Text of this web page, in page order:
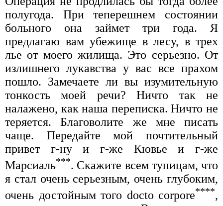
полугода. При теперешнем состоянии
больного она займет три года. Я
предлагаю вам убежище в лесу, в трех
лье от моего жилища. Это серьезно. От
излишнего лукавства у вас все прахом
пошло. Замечаете ли вы изумительную
тонкость моей речи? Ничто так не
налажено, как наша переписка. Ничто не
теряется. Благоволите же мне писать
чаще. Передайте мой почтительный
привет г-ну и г-же Кювье и г-же
Марсиаль***. Скажите всем тупицам, что
я стал очень серьезным, очень глубоким,
очень достойным того docto corpore****,